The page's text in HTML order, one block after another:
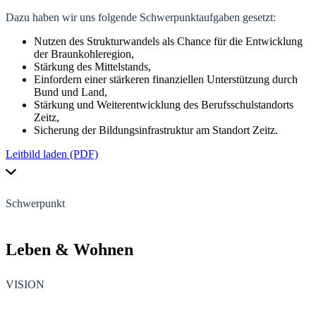
Dazu haben wir uns folgende Schwerpunktaufgaben gesetzt:
Nutzen des Strukturwandels als Chance für die Entwicklung
der Braunkohleregion,
Stärkung des Mittelstands,
Einfordern einer stärkeren finanziellen Unterstützung durch
Bund und Land,
Stärkung und Weiterentwicklung des Berufsschulstandorts
Zeitz,
Sicherung der Bildungsinfrastruktur am Standort Zeitz.
Leitbild laden (PDF)
Schwerpunkt
Leben & Wohnen
VISION